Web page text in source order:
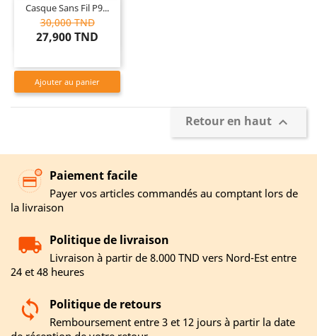
Casque Sans Fil P9...
30,000 TND
27,900 TND
Ajouter au panier
Retour en haut 
Paiement facile
Payer vos articles commandés au comptant lors de
la livraison
Politique de livraison
Livraison à partir de 8.000 TND vers Nord-Est entre
24 et 48 heures
Politique de retours
Remboursement entre 3 et 12 jours à partir la date